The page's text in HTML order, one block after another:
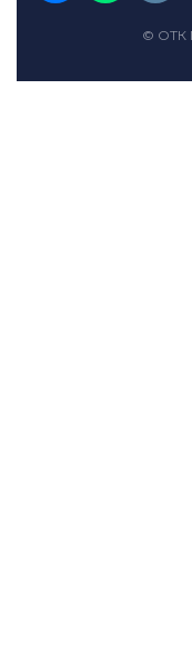
© ОТК